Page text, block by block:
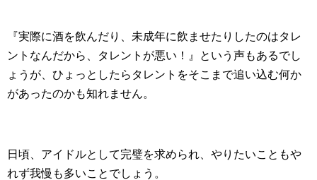
『実際に酒を飲んだり、未成年に飲ませたりしたのはタレ
ントなんだから、タレントが悪い！』という声もあるでし
ょうが、ひょっとしたらタレントをそこまで追い込む何か
があったのかも知れません。
日頃、アイドルとして完璧を求められ、やりたいこともや
れず我慢も多いことでしょう。